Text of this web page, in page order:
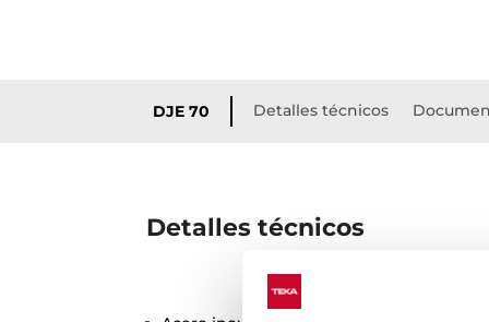
DJE 70 Detalles técnicos
Detalles técnicos